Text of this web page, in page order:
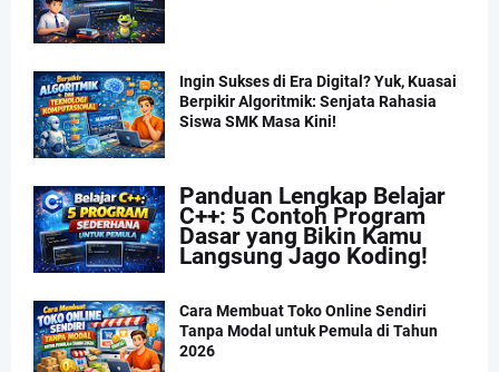
Ingin Sukses di Era Digital? Yuk, Kuasai
Berpikir Algoritmik: Senjata Rahasia
Siswa SMK Masa Kini!
Panduan Lengkap Belajar
C++: 5 Contoh Program
Dasar yang Bikin Kamu
Langsung Jago Koding!
Cara Membuat Toko Online Sendiri
Tanpa Modal untuk Pemula di Tahun
2026